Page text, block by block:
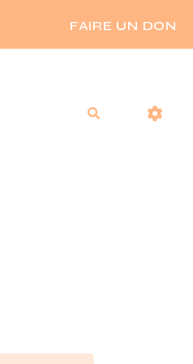
FAIRE UN DON
Rechercher